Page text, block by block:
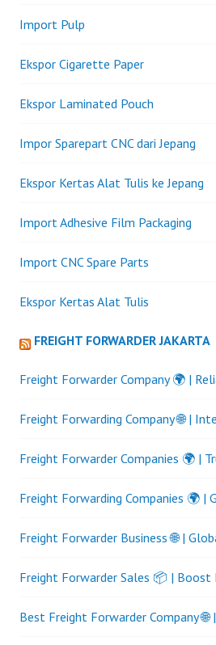
Import Pulp
Ekspor Cigarette Paper
Ekspor Laminated Pouch
Impor Sparepart CNC dari Jepang
Ekspor Kertas Alat Tulis ke Jepang
Import Adhesive Film Packaging
Import CNC Spare Parts
Ekspor Kertas Alat Tulis
FREIGHT FORWARDER JAKARTA
Freight Forwarder Company 🌍 |
Freight Forwarding Company 🌐 |
Freight Forwarder Companies 🌍 |
Freight Forwarding Companies 🌍
Freight Forwarder Business 🌐 |
Freight Forwarder Sales 📦 |
Best Freight Forwarder Company